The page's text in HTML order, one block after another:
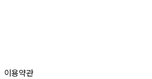
이용약관